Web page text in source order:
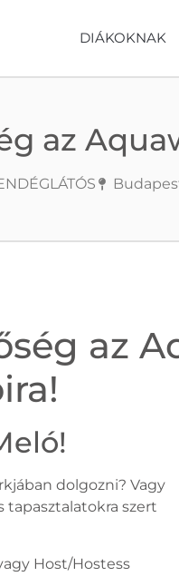
DIÁKOKNAK
az
az
dolgozni? Vagy
tapasztalatokra szert
Host/Hostess